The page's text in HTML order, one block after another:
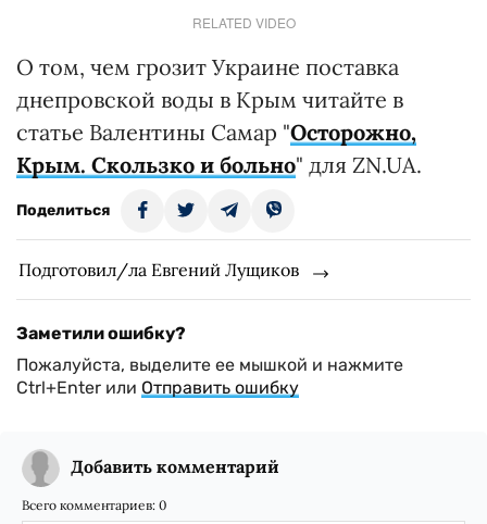
RELATED VIDEO
О том, чем грозит Украине поставка
днепровской воды в Крым читайте в
статье Валентины Самар "Осторожно,
Крым. Скользко и больно" для ZN.UA.
Поделиться
Подготовил/ла Евгений Лущиков
Заметили ошибку?
Пожалуйста, выделите ее мышкой и нажмите
Ctrl+Enter или Отправить ошибку
Добавить комментарий
Всего комментариев: 0